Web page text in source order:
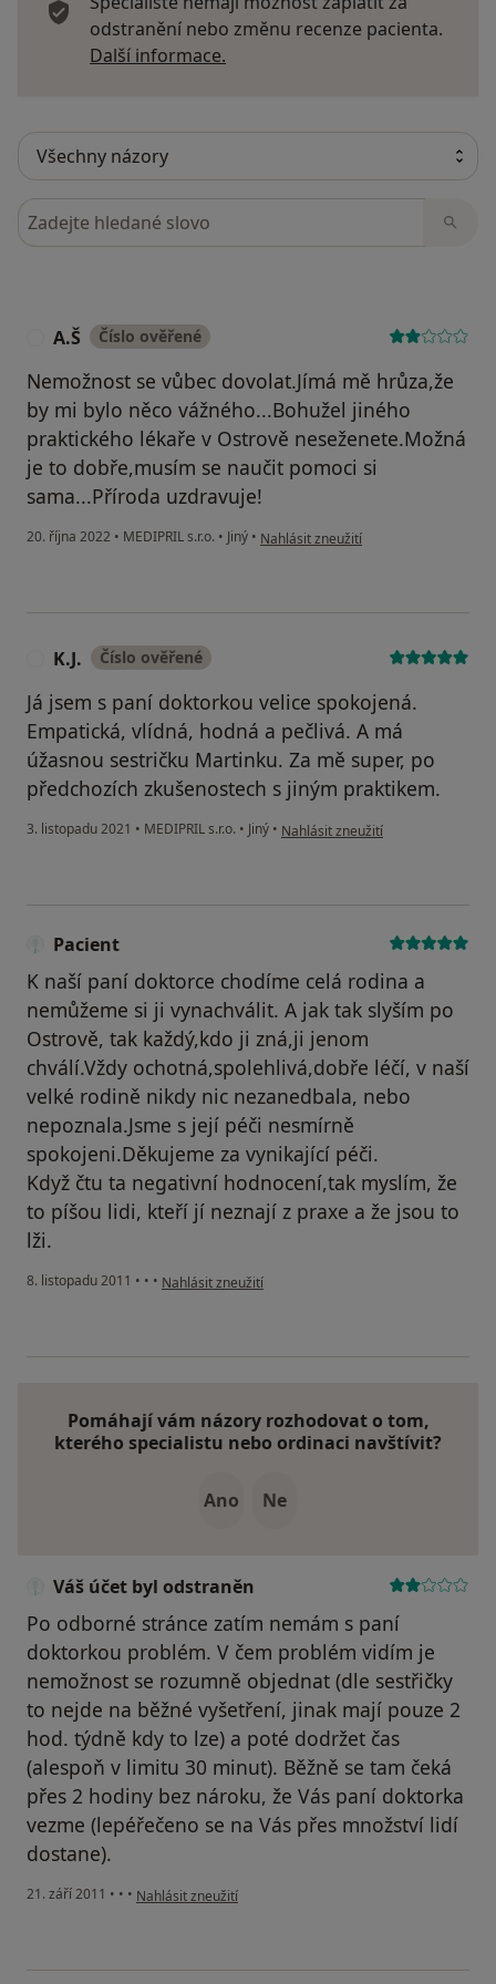
odstranění nebo změnu recenze pacienta.
Další informace.
Hledejte v názorech
A.Š Číslo ověřené
Nemožnost se vůbec dovolat.Jímá mě hrůza,že
by mi bylo něco vážného...Bohužel jiného
praktického lékaře v Ostrově neseženete.Možná
je to dobře,musím se naučit pomoci si
sama...Příroda uzdravuje!
20. října 2022 • MEDIPRIL s.r.o. • Jiný • podle názoru uživatele A.Š
Nahlásit zneužití
K.J. Číslo ověřené
Já jsem s paní doktorkou velice spokojená.
Empatická, vlídná, hodná a pečlivá. A má
úžasnou sestričku Martinku. Za mě super, po
předchozích zkušenostech s jiným praktikem.
3. listopadu 2021 • MEDIPRIL s.r.o. • Jiný • podle názoru uživatele K.J.
Nahlásit zneužití
Pacient
K naší paní doktorce chodíme celá rodina a
nemůžeme si ji vynachválit. A jak tak slyším po
Ostrově, tak každý,kdo ji zná,ji jenom
chválí.Vždy ochotná,spolehlivá,dobře léčí, v naší
velké rodině nikdy nic nezanedbala, nebo
nepoznala.Jsme s její péči nesmírně
spokojeni.Děkujeme za vynikající péči.
Když čtu ta negativní hodnocení,tak myslím, že
to píšou lidi, kteří jí neznají z praxe a že jsou to
lži.
8. listopadu 2011 • • • podle názoru uživatele Pacient
Nahlásit zneužití
Pomáhají vám názory rozhodovat o tom,
kterého specialistu nebo ordinaci navštívit?
Ano Ne
Váš účet byl odstraněn
Po odborné stránce zatím nemám s paní
doktorkou problém. V čem problém vidím je
nemožnost se rozumně objednat (dle sestřičky
to nejde na běžné vyšetření, jinak mají pouze 2
hod. týdně kdy to lze) a poté dodržet čas
(alespoň v limitu 30 minut). Běžně se tam čeká
přes 2 hodiny bez nároku, že Vás paní doktorka
vezme (lepéřečeno se na Vás přes množství lidí
dostane).
21. září 2011 • • • podle názoru uživatele Váš účet byl odstraněn
Nahlásit zneužití